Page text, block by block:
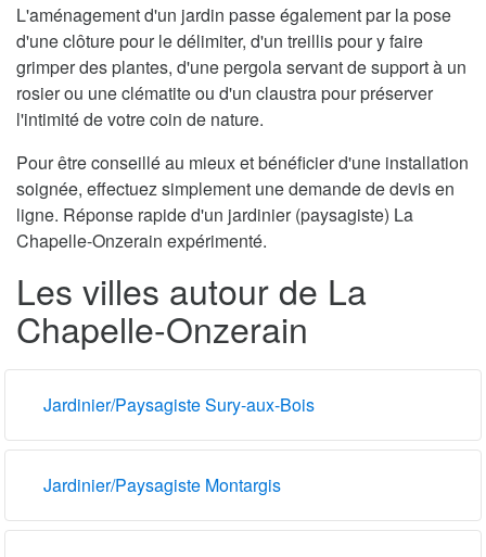
L'aménagement d'un jardin passe également par la pose
d'une clôture pour le délimiter, d'un treillis pour y faire
grimper des plantes, d'une pergola servant de support à un
rosier ou une clématite ou d'un claustra pour préserver
l'intimité de votre coin de nature.
Pour être conseillé au mieux et bénéficier d'une installation
soignée, effectuez simplement une demande de devis en
ligne. Réponse rapide d'un jardinier (paysagiste) La
Chapelle-Onzerain expérimenté.
Les villes autour de La
Chapelle-Onzerain
Jardinier/Paysagiste Sury-aux-Bois
Jardinier/Paysagiste Montargis